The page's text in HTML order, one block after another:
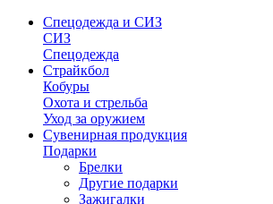
Спецодежда и СИЗ
СИЗ
Спецодежда
Страйкбол
Кобуры
Охота и стрельба
Уход за оружием
Сувенирная продукция
Подарки
Брелки
Другие подарки
Зажигалки